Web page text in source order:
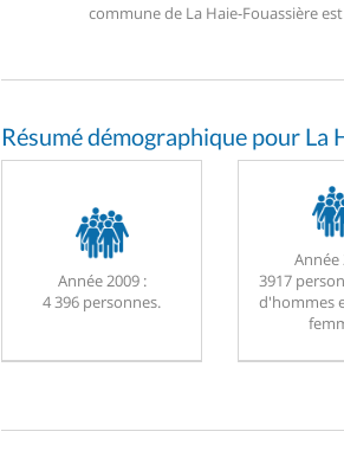
commune de La Haie-Fouassière
Résumé démographique pour La
Année 2009 :
4 396 personnes.
Année
3917
d'hommes